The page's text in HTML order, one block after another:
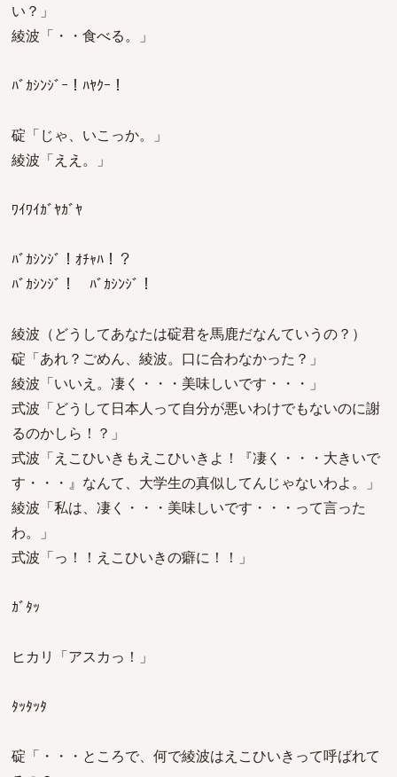
い？」
綾波「・・食べる。」
ﾊﾞｶｼﾝｼﾞｰ！ﾊﾔｸｰ！
碇「じゃ、いこっか。」
綾波「ええ。」
ﾜｲﾜｲｶﾞﾔｶﾞﾔ
ﾊﾞｶｼﾝｼﾞ！ｵﾁｬﾊ！？
ﾊﾞｶｼﾝｼﾞ！ ﾊﾞｶｼﾝｼﾞ！
綾波（どうしてあなたは碇君を馬鹿だなんていうの？）
碇「あれ？ごめん、綾波。口に合わなかった？」
綾波「いいえ。凄く・・・美味しいです・・・」
式波「どうして日本人って自分が悪いわけでもないのに謝
るのかしら！？」
式波「えこひいきもえこひいきよ！『凄く・・・大きいで
す・・・』なんて、大学生の真似してんじゃないわよ。」
綾波「私は、凄く・・・美味しいです・・・って言った
わ。」
式波「っ！！えこひいきの癖に！！」
ｶﾞﾀｯ
ヒカリ「アスカっ！」
ﾀｯﾀｯﾀ
碇「・・・ところで、何で綾波はえこひいきって呼ばれて